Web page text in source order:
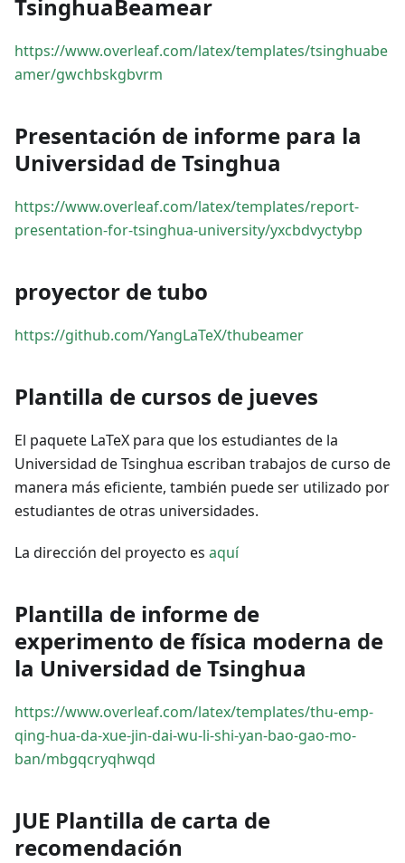
TsinghuaBeamear
https://www.overleaf.com/latex/templates/tsinghuabe
amer/gwchbskgbvrm
Presentación de informe para la
Universidad de Tsinghua
https://www.overleaf.com/latex/templates/report-
presentation-for-tsinghua-university/yxcbdvyctybp
proyector de tubo
https://github.com/YangLaTeX/thubeamer
Plantilla de cursos de jueves
El paquete LaTeX para que los estudiantes de la
Universidad de Tsinghua escriban trabajos de curso de
manera más eficiente, también puede ser utilizado por
estudiantes de otras universidades.
La dirección del proyecto es aquí
Plantilla de informe de
experimento de física moderna de
la Universidad de Tsinghua
https://www.overleaf.com/latex/templates/thu-emp-
qing-hua-da-xue-jin-dai-wu-li-shi-yan-bao-gao-mo-
ban/mbgqcryqhwqd
JUE Plantilla de carta de
recomendación